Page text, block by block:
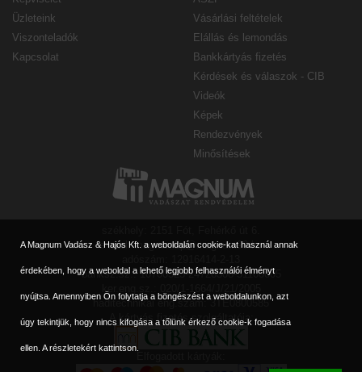
Üzleteink
Viszonteladók
Kapcsolat
Vásárlási feltételek
Elállás és lemondás
Bankkártyás fizetés
Kérdések és válaszok - CIB
Videók
Képek
Rendezvények
Minősítések
e-mail: magnumbp@magnum90.hu
banksz.sz.: 10700323-24728308-51100005
ker.eng.sz.: 020/1-1664/J/21/2005
haditechnikai eng.szám: 3TE0800585
A kártyás fizetés szolgáltatója:
A Magnum Vadász & Hajós Kft. a weboldalán cookie-kat használ annak
érdekében, hogy a weboldal a lehető legjobb felhasználói élményt
nyújtsa. Amennyiben Ön folytatja a böngészést a weboldalunkon, azt
úgy tekintjük, hogy nincs kifogása a tőlünk érkező cookie-k fogadása
ellen. A részletekért kattintson.